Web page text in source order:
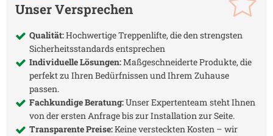
Unser Versprechen
Qualität:Hochwertige Treppenlifte, die den strengsten
Sicherheitsstandards entsprechen
Individuelle Lösungen:Maßgeschneiderte Produkte, die
perfekt zu Ihren Bedürfnissen und Ihrem Zuhause
passen.
Fachkundige Beratung:Unser Expertenteam steht Ihnen
von der ersten Anfrage bis zur Installation zur Seite.
Transparente Preise:Keine versteckten Kosten – wir